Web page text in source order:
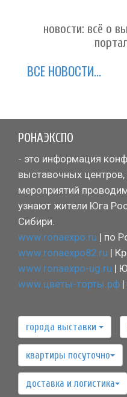
новости: всё о
ВСЕ НОВОСТИ...
РОНАЭКСПО
- это информация
выставочных
мероприятий
узнают жители Юга
Сибири.
www.ronaexpo.ru | по
www.ronaexpo82.ru |
www.ronaexpo-ug.ru |
www.цветы-торты.рф
города выставки
квартиры посуточно
доставка и логистика